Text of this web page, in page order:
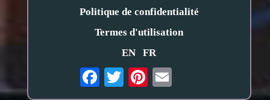
Politique de confidentialité
Termes d'utilisation
EN
FR